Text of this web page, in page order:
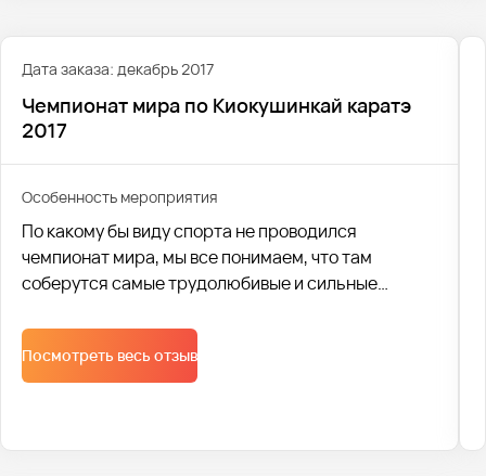
Дата заказа: декабрь 2017
Чемпионат мира по Киокушинкай каратэ
2017
Особенность мероприятия
По какому бы виду спорта не проводился
чемпионат мира, мы все понимаем, что там
соберутся самые трудолюбивые и сильные
требует не только физических тренировок, но и
умственных затрат: понять противника,
выстроить тактику боя, предугадать с какой
Посмотреть весь отзыв